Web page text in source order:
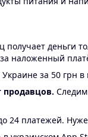
деньги
наложенный
за 50 грн
продавцов.
24 платежей.